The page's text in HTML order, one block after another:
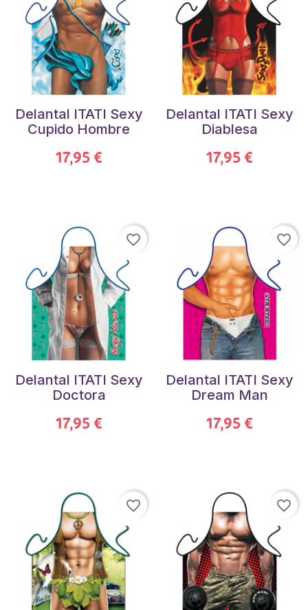
Delantal ITATI Sexy
Cupido Hombre
17,95 €
Delantal ITATI Sexy
Diablesa
17,95 €
Delantal ITATI Sexy
Doctora
17,95 €
favorite_border
Delantal ITATI Sexy
Dream Man
17,95 €
favorite_border
favorite_border favorite_border